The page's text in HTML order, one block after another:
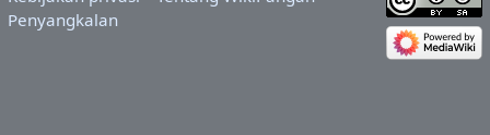
g
k
r
a
Penyangkalan